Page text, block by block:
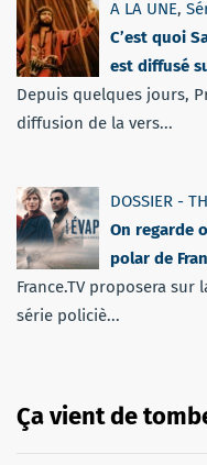
A LA UNE,
C’est quoi
est diffusé
Depuis quelques jours,
diffusion de la vers...
DOSSIER -
On regarde
polar de
France.TV proposera
série policiè...
Ça vient de